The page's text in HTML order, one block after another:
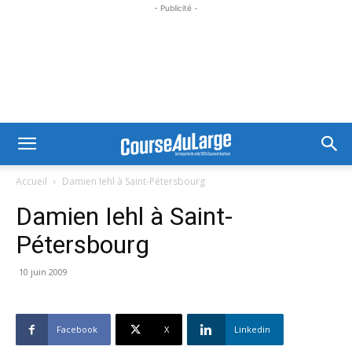
- Publicité -
Accueil Damien Iehl à Saint-Pétersbourg
Damien Iehl à Saint-
Pétersbourg
10 juin 2009
Facebook X Linkedin